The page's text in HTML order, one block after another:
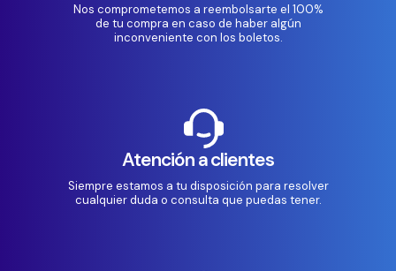
Nos comprometemos a reembolsarte el 100%
de tu compra en caso de haber algún
inconveniente con los boletos.
Atención a clientes
Siempre estamos a tu disposición para resolver
cualquier duda o consulta que puedas tener.